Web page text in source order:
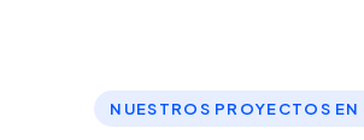
NUESTROS PROYECTOS EN